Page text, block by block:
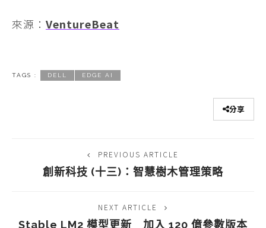
來源： VentureBeat
TAGS : DELL EDGE AI
分享
PREVIOUS ARTICLE
創新科技 (十三)：智慧樹木管理策略
NEXT ARTICLE
Stable LM2 模型更新 加入 120 億參數版本